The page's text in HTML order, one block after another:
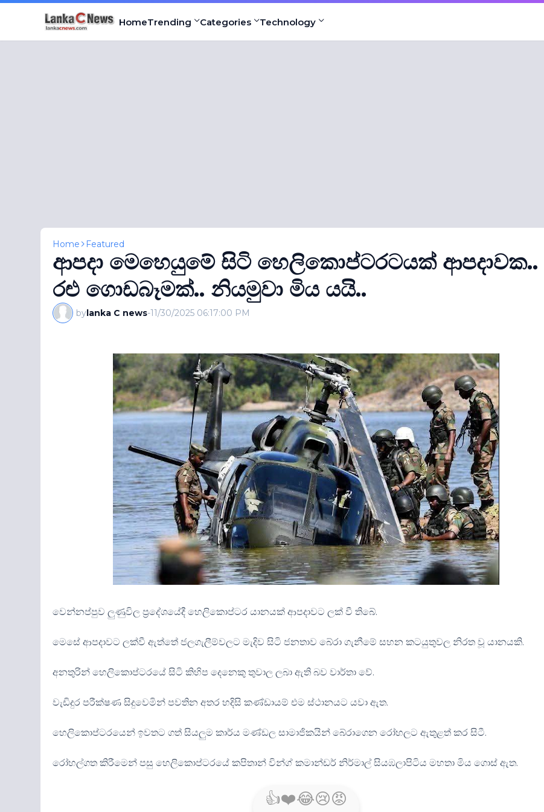
HomeTrending Categories Technology
Home Featured
ආපදා මෙහෙයුමේ සිටි හෙලිකොප්ටරටයක් ආපදාවක..
රළු ගොඩබෑමක්.. නියමුවා මිය යයි..
bylanka C news-11/30/2025 06:17:00 PM
වෙන්නප්පුව ලුණුවිල ප්‍රදේශයේදී හෙලිකොප්ටර යානයක් ආපදාවට ලක් වී තිබේ.
මෙසේ ආපදාවට ලක්වී ඇත්තේ ජලගැලීම්වලට මැදිව සිටි ජනතාව බේරා ගැනීමේ සහන කටයුතුවල නිරත වූ යානයකි.
අනතුරින් හෙලිකොප්ටරයේ සිටි කිහිප දෙනෙකු තුවාල ලබා ඇති බව වාර්තා වේ.
වැඩිදුර පරීක්ෂණ සිදුවෙමින් පවතින අතර හදිසි කණ්ඩායම් එම ස්ථානයට යවා ඇත.
හෙලිකොප්ටරයෙන් ඉවතට ගත් සියලුම කාර්ය මණ්ඩල සාමාජිකයින් බේරාගෙන රෝහලට ඇතුළත් කර සිටී.
රෝහල්ගත කිරීමෙන් පසු හෙලිකොප්ටරයේ කපිතාන් වින්ග් කමාන්ඩර් නිර්මාල් සියඹලාපිටිය මහතා මිය ගොස් ඇත.
👍❤️😂😢😡